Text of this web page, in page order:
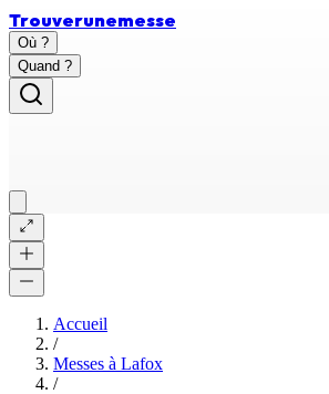
Trouverunemesse
Où ?
Quand ?
Accueil
/
Messes à Lafox
/